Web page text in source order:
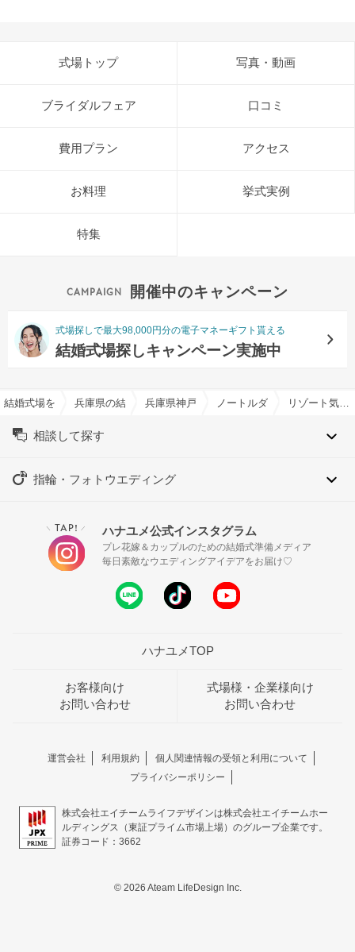
式場トップ 写真・動画
ブライダルフェア 口コミ
費用プラン アクセス
お料理 挙式実例
特集
開催中のキャンペーン
式場探しで最大98,000円分の電子マネーギフト貰える
結婚式場探しキャンペーン実施中
結婚式場を探すならハナユメ
兵庫県の結婚式場一覧兵庫県神戸市の結婚式場一覧
ノートルダム神戸/
相談して探す
指輪・フォトウエディング
＼ TAP! ／ ハナユメ公式インスタグラム
プレ花嫁＆カップルのための結婚式準備メディア
毎日素敵なウエディングアイデアをお届け♡
ハナユメTOP
お客様向け
お問い合わせ
式場様・企業様向け
お問い合わせ
運営会社 利用規約
個人関連情報の受領と利用について
プライバシーポリシー
株式会社エイチームライフデザインは株式会社エイチームホー
ルディングス（東証プライム市場上場）のグループ企業です。
証券コード：3662
© 2026 Ateam LifeDesign Inc.